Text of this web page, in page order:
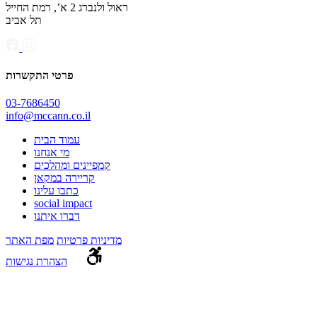
ראול ולנברג 2 א’, רמת החייל
תל אביב
פרטי התקשרות
03-7686450
info@mccann.co.il
עמוד הבית
מי אנחנו
קמפיינים ומהלכים
קריירה במקאן
כתבו עלינו
social impact
דברו איתנו
מדיניות פרטיות מפת האתר
הצהרת נגישות